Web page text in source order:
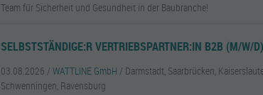
Team für Sicherheit und Gesundheit in der Baubranche!
SELBSTSTÄNDIGE:R VERTRIEBSPARTNER:IN B2B (M/W/D)
03.08.2026 /WATTLINE GmbH / Darmstadt, Saarbrücken,
Schwenningen, Ravensburg